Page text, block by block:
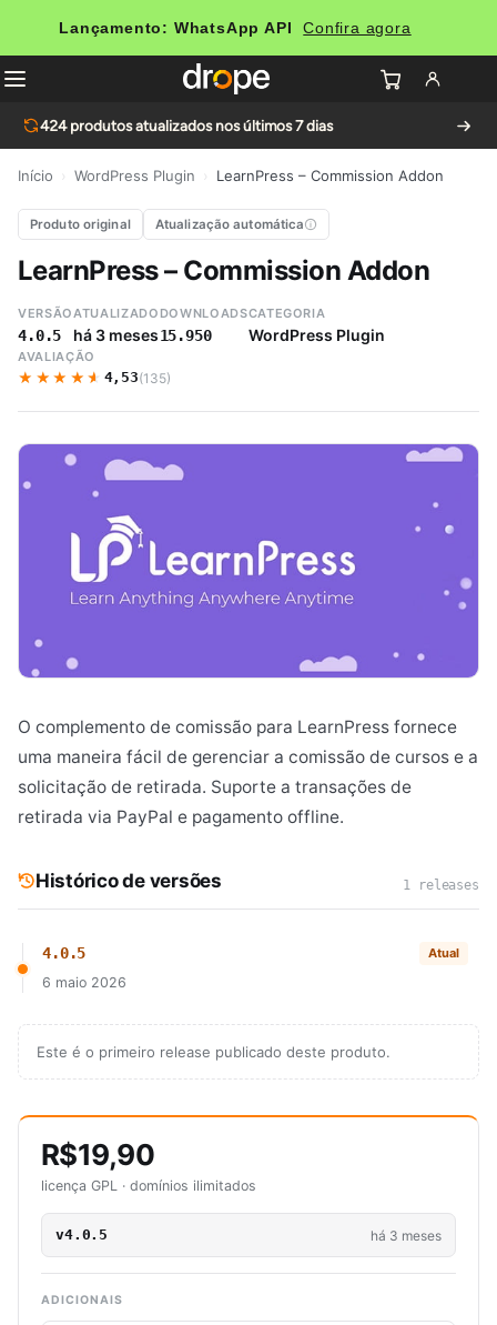
Lançamento: WhatsApp API Confira agora
424produtos atualizados nos últimos 7 dias
Início WordPress Plugin LearnPress – Commission Addon
Produto original Atualização automática
LearnPress – Commission Addon
VERSÃO
4.0.5
ATUALIZADO
há 3 meses
DOWNLOADS
15.950
CATEGORIA
WordPress Plugin
AVALIAÇÃO
★★★★★
★★★★★ 4,53(135)
O complemento de comissão para LearnPress fornece
uma maneira fácil de gerenciar a comissão de cursos e a
solicitação de retirada. Suporte a transações de
retirada via PayPal e pagamento offline.
Histórico de versões 1 releases
4.0.5 Atual
6 maio 2026
Este é o primeiro release publicado deste produto.
R$19,90
licença GPL · domínios ilimitados
v4.0.5 há 3 meses
ADICIONAIS